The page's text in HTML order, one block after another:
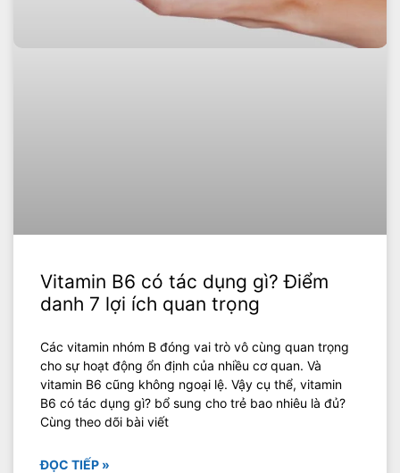
Vitamin B6 có tác dụng gì? Điểm
danh 7 lợi ích quan trọng
Các vitamin nhóm B đóng vai trò vô cùng quan trọng
cho sự hoạt động ổn định của nhiều cơ quan. Và
vitamin B6 cũng không ngoại lệ. Vậy cụ thể, vitamin
B6 có tác dụng gì? bổ sung cho trẻ bao nhiêu là đủ?
Cùng theo dõi bài viết
ĐỌC TIẾP »